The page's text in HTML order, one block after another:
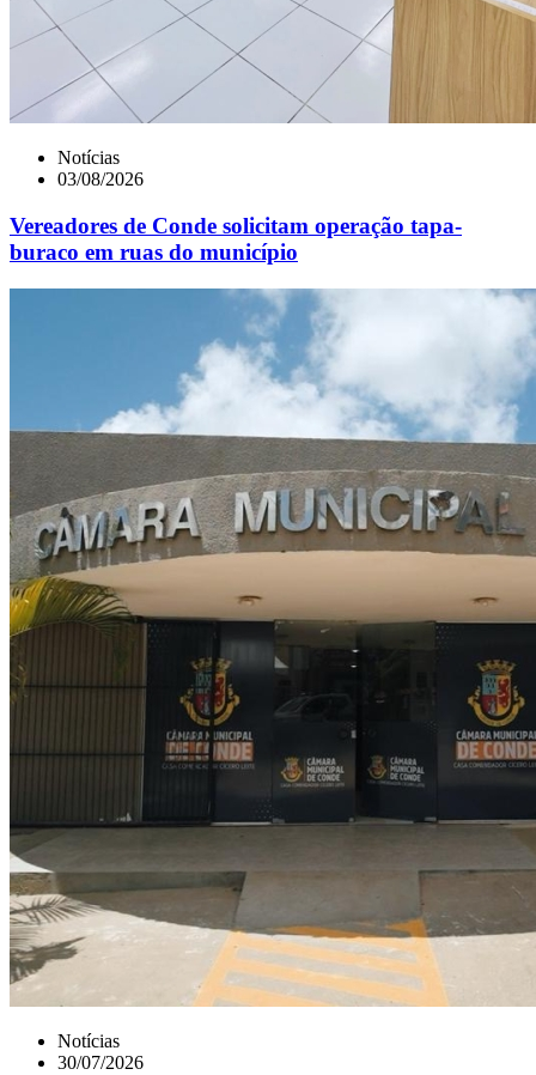
Notícias
03/08/2026
Vereadores de Conde solicitam operação tapa-
buraco em ruas do município
Notícias
30/07/2026